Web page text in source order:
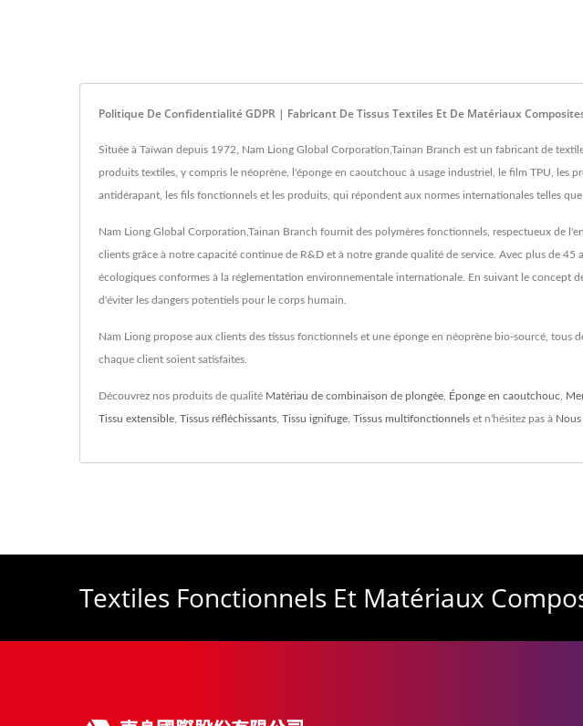
Politique De Confidentialité GDPR | Fabricant De Tissus Textiles Et De Matériaux
Située à Taïwan depuis 1972, Nam Liong Global Corporation,Tainan Branch est un fabricant de
produits textiles, y compris le néoprène, l'éponge en caoutchouc à usage industriel, le film TPU, les
antidérapant, les fils fonctionnels et les produits, qui répondent aux normes internationales telles que
Nam Liong Global Corporation,Tainan Branch fournit des polymères fonctionnels, respectueux de
clients grâce à notre capacité continue de R&D et à notre grande qualité de service. Avec plus de
écologiques conformes à la réglementation environnementale internationale. En suivant le
d'éviter les dangers potentiels pour le corps humain.
Nam Liong propose aux clients des tissus fonctionnels et une éponge en néoprène bio-sourcé, tous
chaque client soient satisfaites.
Découvrez nos produits de qualité Matériau de combinaison de plongée Éponge en caoutchouc
Tissu extensible Tissus réfléchissants Tissu ignifuge Tissus multifonctionnels et n'hésitez pas à
Textiles Fonctionnels Et Matériaux